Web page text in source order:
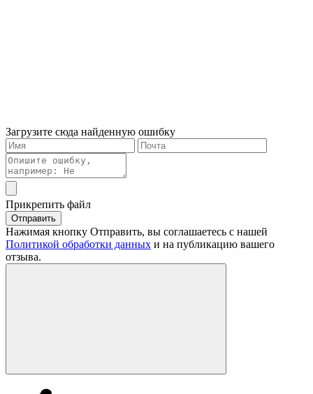
Загрузите сюда найденную ошибку
Прикрепить файл
Отправить
Нажимая кнопку Отправить, вы соглашаетесь с нашей
Политикой обработки данных и на публикацию вашего
отзыва.